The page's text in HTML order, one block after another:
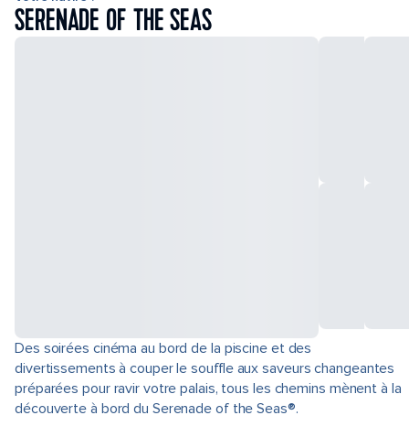
SERENADE OF THE SEAS
Des soirées cinéma au bord de la piscine et des
divertissements à couper le souffle aux saveurs changeantes
préparées pour ravir votre palais, tous les chemins mènent à la
découverte à bord du Serenade of the Seas®.